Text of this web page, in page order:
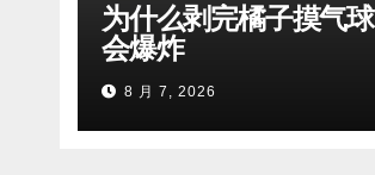
为什么剥完橘子摸气球
会爆炸
8 月 7, 2026